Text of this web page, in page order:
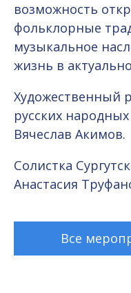
возможность
фольклорные
музыкальное
жизнь в
Художественный
русских
Вячеслав Акимов.
Солистка
Анастасия
Все